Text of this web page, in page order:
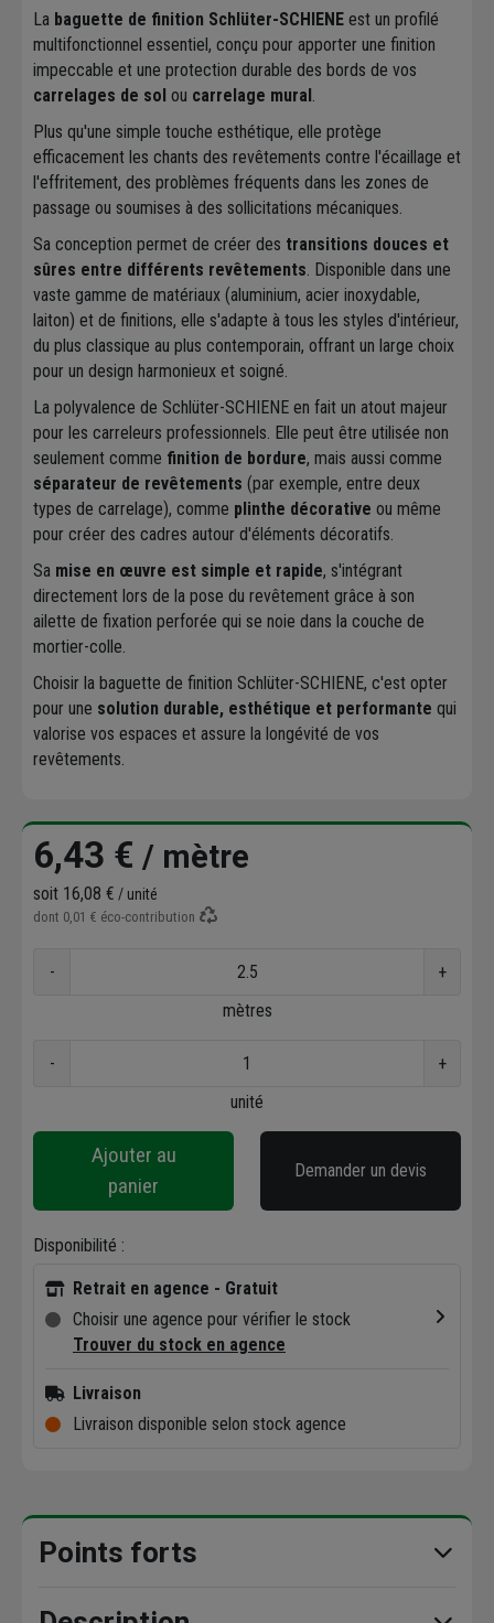
La baguette de finition Schlüter-SCHIENE est un profilé
multifonctionnel essentiel, conçu pour apporter une finition
impeccable et une protection durable des bords de vos
carrelages de sol ou carrelage mural .
Plus qu'une simple touche esthétique, elle protège
efficacement les chants des revêtements contre l'écaillage et
l'effritement, des problèmes fréquents dans les zones de
passage ou soumises à des sollicitations mécaniques.
Sa conception permet de créer des transitions douces et
sûres entre différents revêtements. Disponible dans une
vaste gamme de matériaux (aluminium, acier inoxydable,
laiton) et de finitions, elle s'adapte à tous les styles d'intérieur,
du plus classique au plus contemporain, offrant un large choix
pour un design harmonieux et soigné.
La polyvalence de Schlüter-SCHIENE en fait un atout majeur
pour les carreleurs professionnels. Elle peut être utilisée non
seulement comme finition de bordure, mais aussi comme
séparateur de revêtements (par exemple, entre deux
types de carrelage), comme plinthe décorative ou même
pour créer des cadres autour d'éléments décoratifs.
Sa mise en œuvre est simple et rapide, s'intégrant
directement lors de la pose du revêtement grâce à son
ailette de fixation perforée qui se noie dans la couche de
mortier-colle.
Choisir la baguette de finition Schlüter-SCHIENE, c'est opter
pour une solution durable, esthétique et performante qui
valorise vos espaces et assure la longévité de vos
revêtements.
6,43 € / mètre
soit 16,08 € / unité
dont 0,01 € éco-contribution
-
+
mètres
-
+
unité
Ajouter au
panier
Demander un devis
Disponibilité :
Retrait en agence - Gratuit
Choisir une agence pour vérifier le stock
Trouver du stock en agence
Livraison
Livraison disponible selon stock agence
Points forts